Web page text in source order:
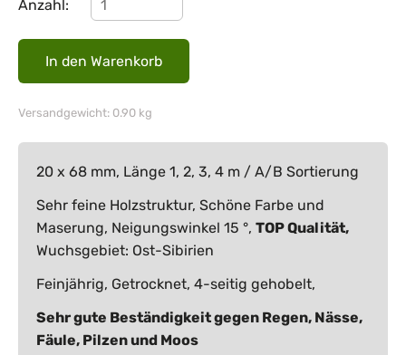
Anzahl:
Versandgewicht: 0.90 kg
20 x 68 mm, Länge 1, 2, 3, 4 m / A/B Sortierung
Sehr feine Holzstruktur, Schöne Farbe und
Maserung, Neigungswinkel 15 °, TOP Qualität,
Wuchsgebiet: Ost-Sibirien
Feinjährig, Getrocknet, 4-seitig gehobelt,
Sehr gute Beständigkeit gegen Regen, Nässe,
Fäule, Pilzen und Moos